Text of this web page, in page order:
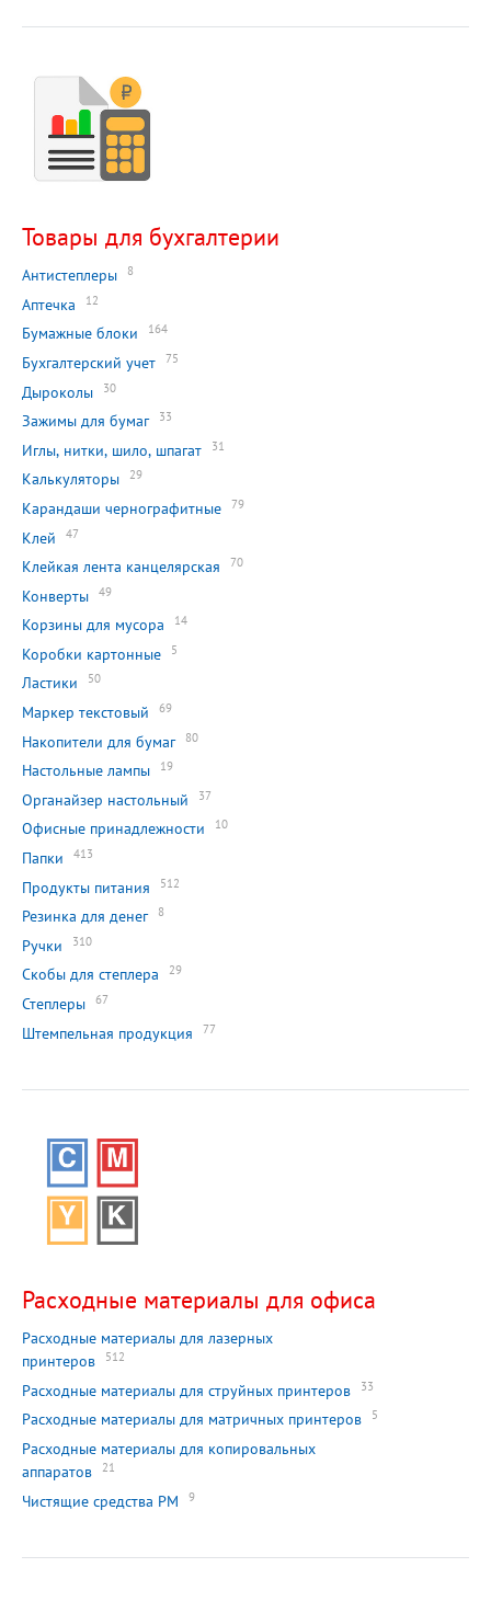
Товары для бухгалтерии
Антистеплеры 8
Аптечка 12
Бумажные блоки 164
Бухгалтерский учет 75
Дыроколы 30
Зажимы для бумаг 33
Иглы, нитки, шило, шпагат 31
Калькуляторы 29
Карандаши чернографитные 79
Клей 47
Клейкая лента канцелярская 70
Конверты 49
Корзины для мусора 14
Коробки картонные 5
Ластики 50
Маркер текстовый 69
Накопители для бумаг 80
Настольные лампы 19
Органайзер настольный 37
Офисные принадлежности 10
Папки 413
Продукты питания 512
Резинка для денег 8
Ручки 310
Скобы для степлера 29
Степлеры 67
Штемпельная продукция 77
Расходные материалы для офиса
Расходные материалы для лазерных
принтеров
512
Расходные материалы для струйных принтеров 33
Расходные материалы для матричных принтеров 5
Расходные материалы для копировальных
аппаратов
21
Чистящие средства РМ 9